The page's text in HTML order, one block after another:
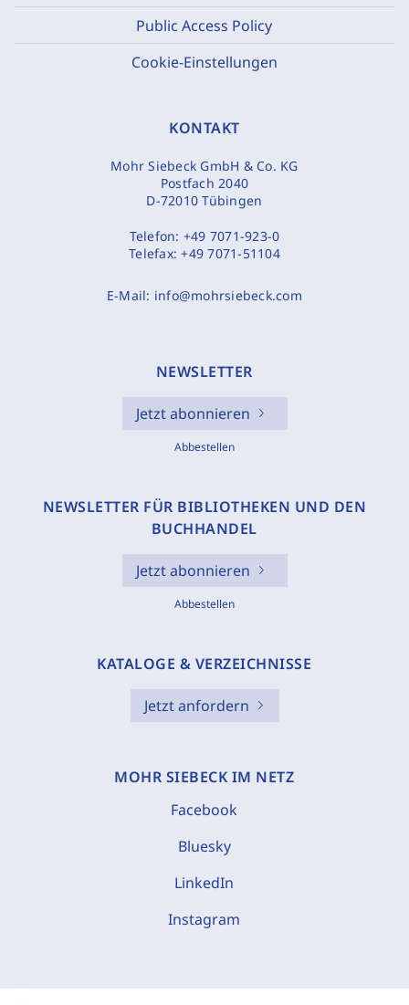
Public Access Policy
Cookie-Einstellungen
KONTAKT
Mohr Siebeck GmbH & Co. KG
Postfach 2040
D-72010 Tübingen
Telefon: +49 7071-923-0
Telefax:+49 7071-51104
E-Mail: info@mohrsiebeck.com
NEWSLETTER
Jetzt abonnieren
Abbestellen
NEWSLETTER FÜR BIBLIOTHEKEN UND DEN
BUCHHANDEL
Jetzt abonnieren
Abbestellen
KATALOGE & VERZEICHNISSE
Jetzt anfordern
MOHR SIEBECK IM NETZ
Facebook
Bluesky
LinkedIn
Instagram